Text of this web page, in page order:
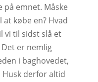
emnet. Måske
købe en? Hvad
vi til sidst slå et
er nemlig
i baghovedet,
Husk derfor altid